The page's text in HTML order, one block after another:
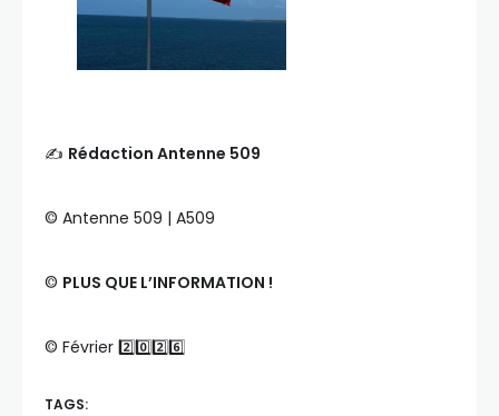
✍️ Rédaction Antenne 509
©️ Antenne 509 | A509
©️ PLUS QUE L’INFORMATION !
©️ Février 2️⃣0️⃣2️⃣6️⃣
TAGS: